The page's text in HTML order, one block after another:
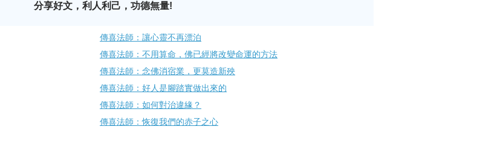
分享好文，利人利己，功德無量!
傳喜法師：讓心靈不​再漂泊
傳喜法師：不用算命，佛已​經將改變命運的方法
傳喜法師：念佛消宿業，​更莫造新殃
傳喜法師：好人是腳踏實做​出來的
傳喜法師：如何​對治違緣？
傳喜法師：恢復我們的赤子之心